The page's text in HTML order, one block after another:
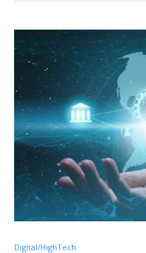
Digital/HighTech